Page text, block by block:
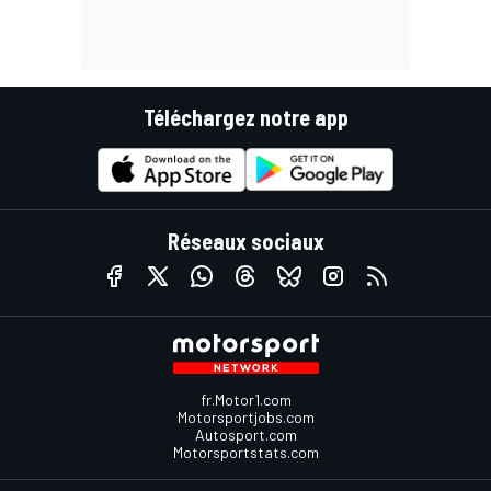
Téléchargez notre app
Réseaux sociaux
fr.Motor1.com
Motorsportjobs.com
Autosport.com
Motorsportstats.com